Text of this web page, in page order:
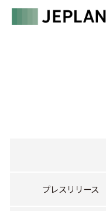
プレスリリース